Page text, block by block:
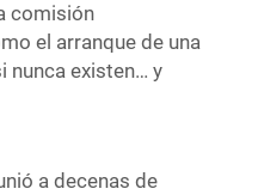
comisión
el arranque de una
nunca existen… y
a decenas de